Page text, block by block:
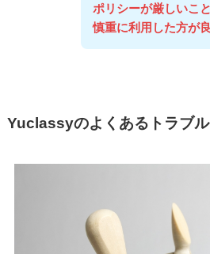
ポリシーが厳しいこ
慎重に利用した方が
Yuclassyのよくあるトラブ